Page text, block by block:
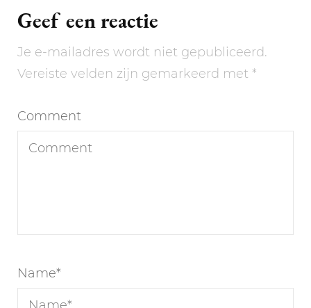
Geef een reactie
Je e-mailadres wordt niet gepubliceerd.
Vereiste velden zijn gemarkeerd met *
Comment
Name*